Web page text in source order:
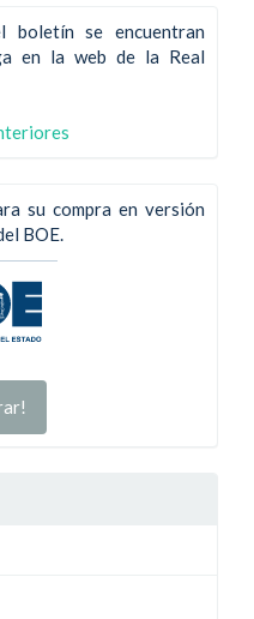
boletín se encuentran
en la web de la Real
su compra en versión
BOE.